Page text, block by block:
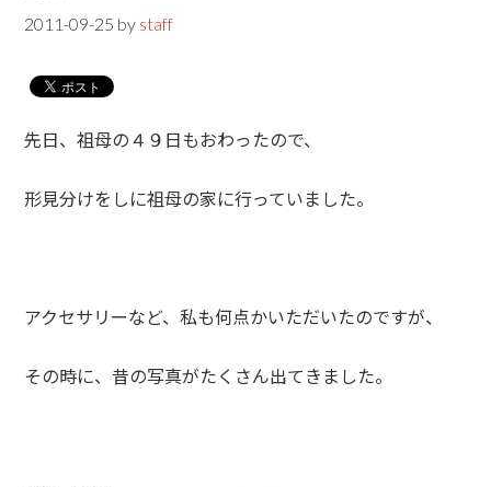
2011-09-25 by staff
先日、祖母の４９日もおわったので、
形見分けをしに祖母の家に行っていました。
アクセサリーなど、私も何点かいただいたのですが、
その時に、昔の写真がたくさん出てきました。